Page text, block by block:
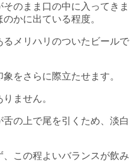
のまま口の中に入ってきま
かに出ている程度。
メリハリのついたビールで
をさらに際立たせます。
ません。
の上で尾を引くため、淡白
この程よいバランスが飲み